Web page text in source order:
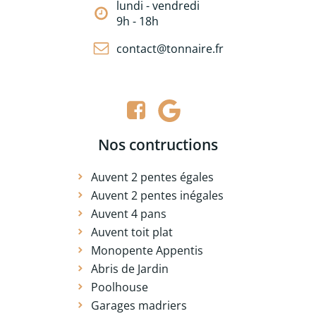
lundi - vendredi
9h - 18h
contact@tonnaire.fr
Nos contructions
Auvent 2 pentes égales
Auvent 2 pentes inégales
Auvent 4 pans
Auvent toit plat
Monopente Appentis
Abris de Jardin
Poolhouse
Garages madriers